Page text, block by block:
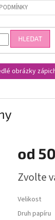
HLEDAT
obrázky
od
cena:
Zvolte
Velikost
Druh papíru